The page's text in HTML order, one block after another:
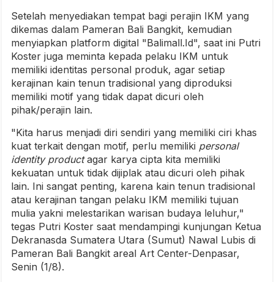
Setelah menyediakan tempat bagi perajin IKM yang
dikemas dalam Pameran Bali Bangkit, kemudian
menyiapkan platform digital "Balimall.Id", saat ini Putri
Koster juga meminta kepada pelaku IKM untuk
memiliki identitas personal produk, agar setiap
kerajinan kain tenun tradisional yang diproduksi
memiliki motif yang tidak dapat dicuri oleh
pihak/perajin lain.
"Kita harus menjadi diri sendiri yang memiliki ciri khas
kuat terkait dengan motif, perlu memiliki personal
identity productagar karya cipta kita memiliki
kekuatan untuk tidak dijiplak atau dicuri oleh pihak
lain. Ini sangat penting, karena kain tenun tradisional
atau kerajinan tangan pelaku IKM memiliki tujuan
mulia yakni melestarikan warisan budaya leluhur,"
tegas Putri Koster saat mendampingi kunjungan Ketua
Dekranasda Sumatera Utara (Sumut) Nawal Lubis di
Pameran Bali Bangkit areal Art Center-Denpasar,
Senin (1/8).